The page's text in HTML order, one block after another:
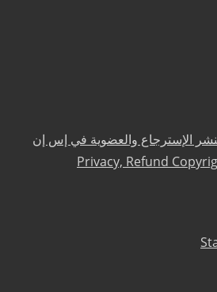
الإسترجاع والعضوية في إس إن
Privacy, Refund